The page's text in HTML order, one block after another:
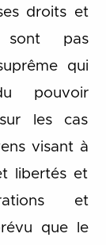
droits et
sont pas
qui
pouvoir
les cas
visant à
libertés et
et
que le